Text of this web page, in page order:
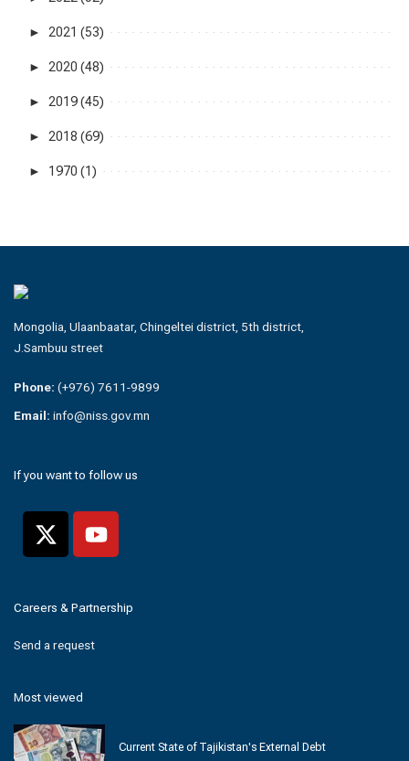
► 2021 (53)
► 2020 (48)
► 2019 (45)
► 2018 (69)
► 1970 (1)
Mongolia, Ulaanbaatar, Chingeltei district, 5th district,
J.Sambuu street
Phone: (+976) 7611-9899
Email: info@niss.gov.mn
If you want to follow us
Careers & Partnership
Send a request
Most viewed
Current State of Tajikistan's External Debt